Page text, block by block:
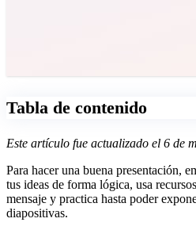
Tabla de contenido
Este artículo fue actualizado el 6 de
Para hacer una buena presentación,
tus ideas de forma lógica, usa
mensaje y practica hasta poder
diapositivas.